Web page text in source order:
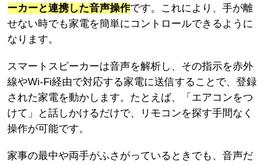
ーカーと連携した音声操作です。これにより、手が離
せない時でも家電を簡単にコントロールできるように
なります。
スマートスピーカーは音声を解析し、その指示を赤外
線やWi-Fi経由で対応する家電に送信することで、登録
された家電を動かします。たとえば、「エアコンをつ
けて」と話しかけるだけで、リモコンを探す手間なく
操作が可能です。
家事の最中や両手がふさがっているときでも、音声だ